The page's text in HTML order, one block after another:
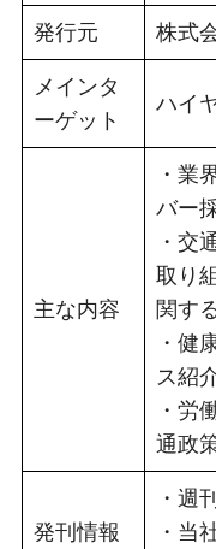
発行元 株式
メインタ
ーゲット
ハイ
主な内容
・業
バー
・交
取り
関す
・健
ス紹
・労
通政
発刊情報
・週
・当